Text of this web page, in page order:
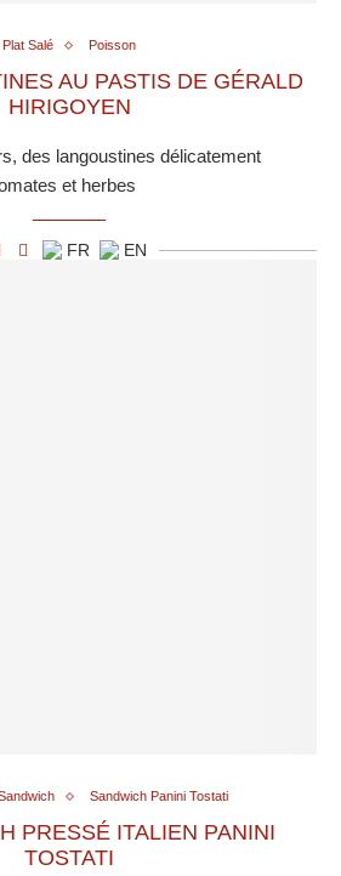
Plat Salé Poisson
AU PASTIS DE GÉRALD
HIRIGOYEN
des langoustines délicatement
et herbes
FR EN
Sandwich Panini Tostati
PRESSÉ ITALIEN PANINI
TOSTATI